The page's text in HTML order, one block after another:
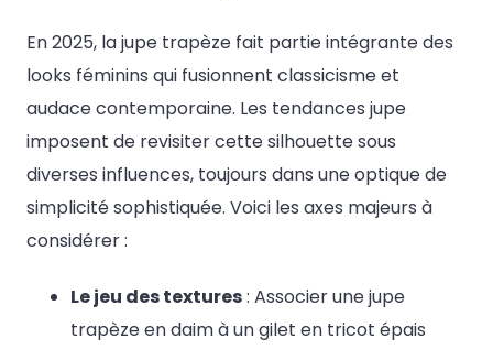
En 2025, la jupe trapèze fait partie intégrante des
looks féminins qui fusionnent classicisme et
audace contemporaine. Les tendances jupe
imposent de revisiter cette silhouette sous
diverses influences, toujours dans une optique de
simplicité sophistiquée. Voici les axes majeurs à
considérer :
Le jeu des textures: Associer une jupe
trapèze en daim à un gilet en tricot épais